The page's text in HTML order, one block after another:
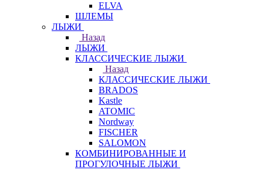
ELVA
ШЛЕМЫ
ЛЫЖИ
Назад
ЛЫЖИ
КЛАССИЧЕСКИЕ ЛЫЖИ
Назад
КЛАССИЧЕСКИЕ ЛЫЖИ
BRADOS
Kastle
ATOMIC
Nordway
FISCHER
SALOMON
КОМБИНИРОВАННЫЕ И
ПРОГУЛОЧНЫЕ ЛЫЖИ